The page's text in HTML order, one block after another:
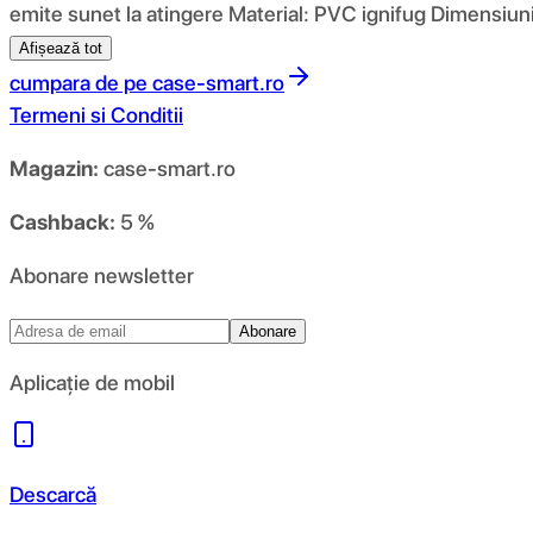
emite sunet la atingere Material: PVC ignifug
Afișează tot
cumpara de pe case-smart.ro
Termeni si Conditii
Magazin: case-smart.ro
Cashback: 5 %
Abonare newsletter
Abonare
Aplicație de mobil
Descarcă